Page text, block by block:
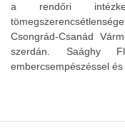
a rendőri
Csongrád-Csanád
szerdán. Saághy
embercsempészéssel